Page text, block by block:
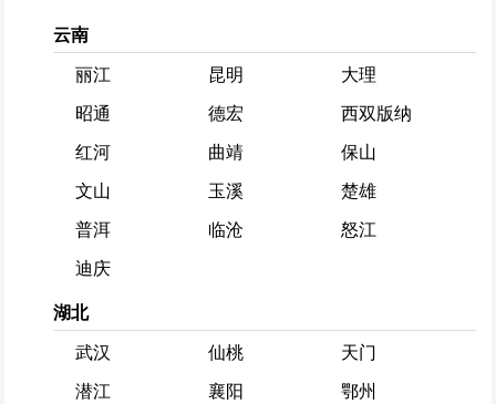
云南
丽江 昆明 大理
昭通 德宏 西双版纳
红河 曲靖 保山
文山 玉溪 楚雄
普洱 临沧 怒江
迪庆
湖北
武汉 仙桃 天门
潜江 襄阳 鄂州